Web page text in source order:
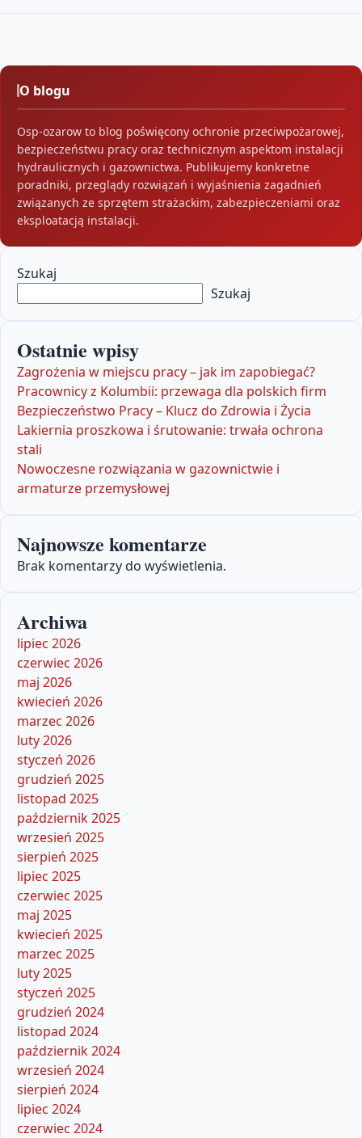
O blogu
Osp-ozarow to blog poświęcony ochronie przeciwpożarowej,
bezpieczeństwu pracy oraz technicznym aspektom instalacji
hydraulicznych i gazownictwa. Publikujemy konkretne
poradniki, przeglądy rozwiązań i wyjaśnienia zagadnień
związanych ze sprzętem strażackim, zabezpieczeniami oraz
eksploatacją instalacji.
Szukaj
Szukaj
Ostatnie wpisy
Zagrożenia w miejscu pracy – jak im zapobiegać?
Pracownicy z Kolumbii: przewaga dla polskich firm
Bezpieczeństwo Pracy – Klucz do Zdrowia i Życia
Lakiernia proszkowa i śrutowanie: trwała ochrona
stali
Nowoczesne rozwiązania w gazownictwie i
armaturze przemysłowej
Najnowsze komentarze
Brak komentarzy do wyświetlenia.
Archiwa
lipiec 2026
czerwiec 2026
maj 2026
kwiecień 2026
marzec 2026
luty 2026
styczeń 2026
grudzień 2025
listopad 2025
październik 2025
wrzesień 2025
sierpień 2025
lipiec 2025
czerwiec 2025
maj 2025
kwiecień 2025
marzec 2025
luty 2025
styczeń 2025
grudzień 2024
listopad 2024
październik 2024
wrzesień 2024
sierpień 2024
lipiec 2024
czerwiec 2024